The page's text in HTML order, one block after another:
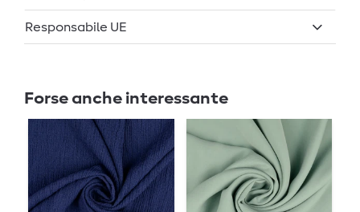
Responsabile UE
Forse anche interessante